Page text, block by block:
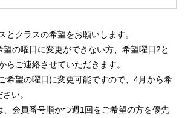
とクラスの希望をお願いします。
の曜日に変更ができない方、希望曜日2と
らご連絡させていただきます。
希望の曜日に変更可能ですので、4月から希
い。
会員番号順かつ週1回をご希望の方を優先